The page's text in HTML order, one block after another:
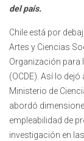
del país.
Chile está por
Artes y Ciencias
Organización para
(OCDE). Así lo
Ministerio de
abordó
empleabilidad de
investigación en